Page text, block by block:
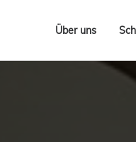
Über uns